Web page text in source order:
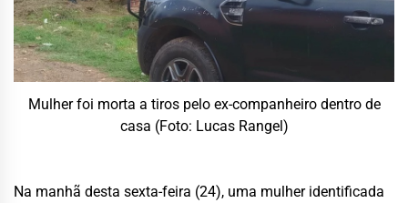
Mulher foi morta a tiros pelo ex-companheiro dentro de
casa (Foto: Lucas Rangel)
Na manhã desta sexta-feira (24), uma mulher identificada